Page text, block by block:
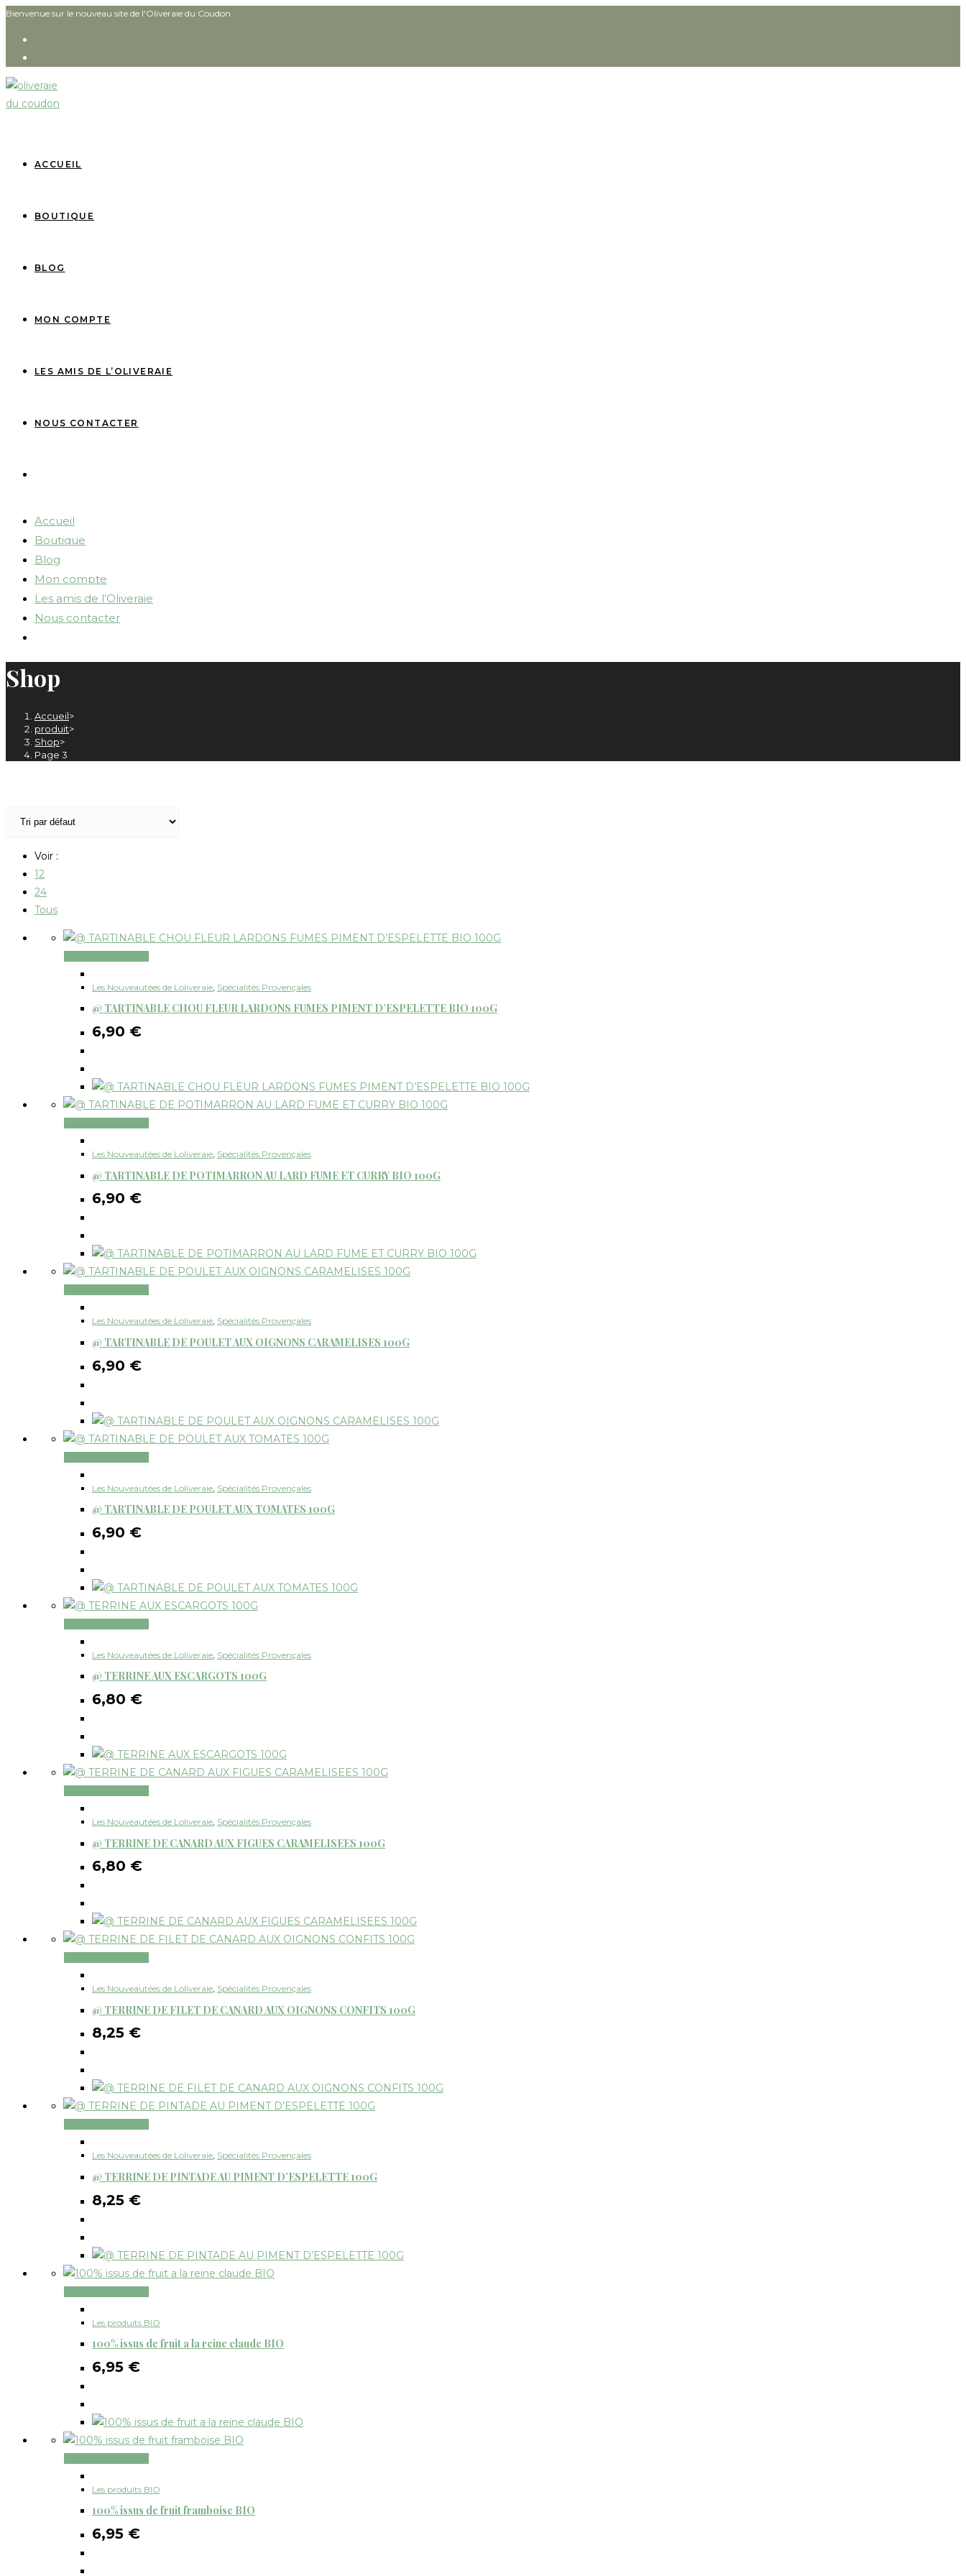
Bienvenue sur le nouveau site de l'Oliveraie du Coudon
ACCUEIL
BOUTIQUE
BLOG
MON COMPTE
LES AMIS DE L’OLIVERAIE
NOUS CONTACTER
Accueil
Boutique
Blog
Mon compte
Les amis de l’Oliveraie
Nous contacter
Shop
Accueil>
produit>
Shop>
Page 3
Voir :
12
24
Tous
Les Nouveautées de Loliveraie Spécialités Provençales
@ TARTINABLE CHOU FLEUR LARDONS FUMES PIMENT D’ESPELETTE BIO 100G
6,90 €
Les Nouveautées de Loliveraie, Spécialités Provençales
@ TARTINABLE DE POTIMARRON AU LARD FUME ET CURRY BIO 100G
6,90 €
Les Nouveautées de Loliveraie, Spécialités Provençales
@ TARTINABLE DE POULET AUX OIGNONS CARAMELISES 100G
6,90 €
Les Nouveautées de Loliveraie Spécialités Provençales
@ TARTINABLE DE POULET AUX TOMATES 100G
6,90 €
Les Nouveautées de Loliveraie Spécialités Provençales
@ TERRINE AUX ESCARGOTS 100G
6,80 €
Les Nouveautées de Loliveraie Spécialités Provençales
@ TERRINE DE CANARD AUX FIGUES CARAMELISEES 100G
6,80 €
Les Nouveautées de Loliveraie, Spécialités Provençales
@ TERRINE DE FILET DE CANARD AUX OIGNONS CONFITS 100G
8,25 €
Les Nouveautées de Loliveraie, Spécialités Provençales
@ TERRINE DE PINTADE AU PIMENT D’ESPELETTE 100G
8,25 €
Les produits BIO
100% issus de fruit a la reine claude BIO
6,95 €
Les produits BIO
100% issus de fruit framboise BIO
6,95 €